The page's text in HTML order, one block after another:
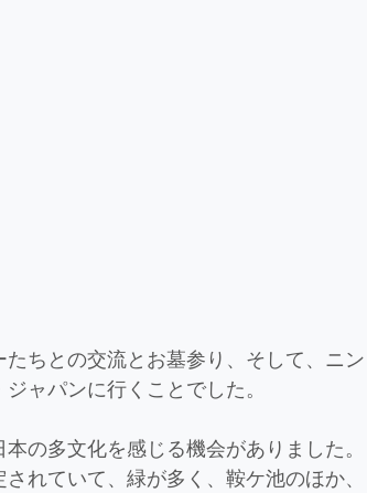
ちとの交流とお墓参り、そして、ニン
ャパンに行くことでした。
の多文化を感じる機会がありました。
れていて、緑が多く、鞍ケ池のほか、